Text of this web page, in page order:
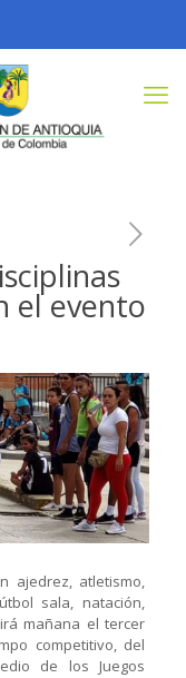
el evento
ajedrez, atletismo,
sala, natación,
mañana el tercer
competitivo, del
de los Juegos